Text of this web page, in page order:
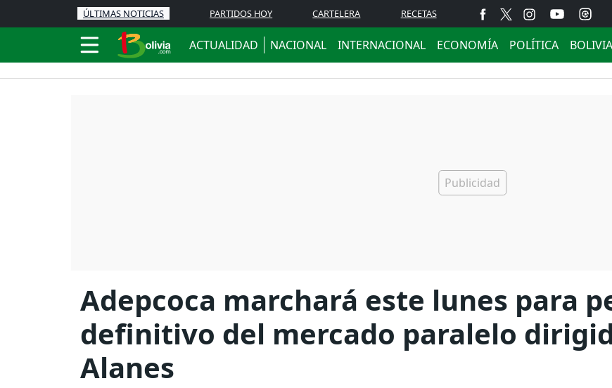
ÚLTIMAS NOTICIAS PARTIDOS HOY CARTELERA RECETAS
ACTUALIDAD NACIONAL INTERNACIONAL ECONOMÍA POLÍTICA
Adepcoca marchará este lunes para
definitivo del mercado paralelo
Alanes